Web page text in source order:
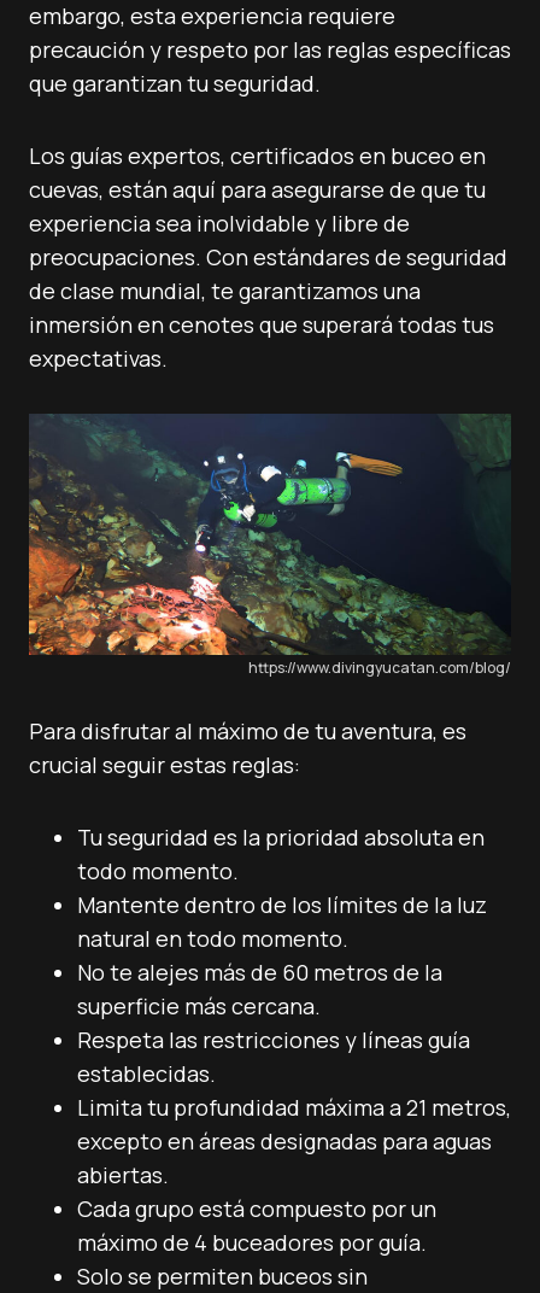
embargo, esta experiencia requiere
precaución y respeto por las reglas específicas
que garantizan tu seguridad.
Los guías expertos, certificados en buceo en
cuevas, están aquí para asegurarse de que tu
experiencia sea inolvidable y libre de
preocupaciones. Con estándares de seguridad
de clase mundial, te garantizamos una
inmersión en cenotes que superará todas tus
expectativas.
https://www.divingyucatan.com/blog/
Para disfrutar al máximo de tu aventura, es
crucial seguir estas reglas:
Tu seguridad es la prioridad absoluta en
todo momento.
Mantente dentro de los límites de la luz
natural en todo momento.
No te alejes más de 60 metros de la
superficie más cercana.
Respeta las restricciones y líneas guía
establecidas.
Limita tu profundidad máxima a 21 metros,
excepto en áreas designadas para aguas
abiertas.
Cada grupo está compuesto por un
máximo de 4 buceadores por guía.
Solo se permiten buceos sin